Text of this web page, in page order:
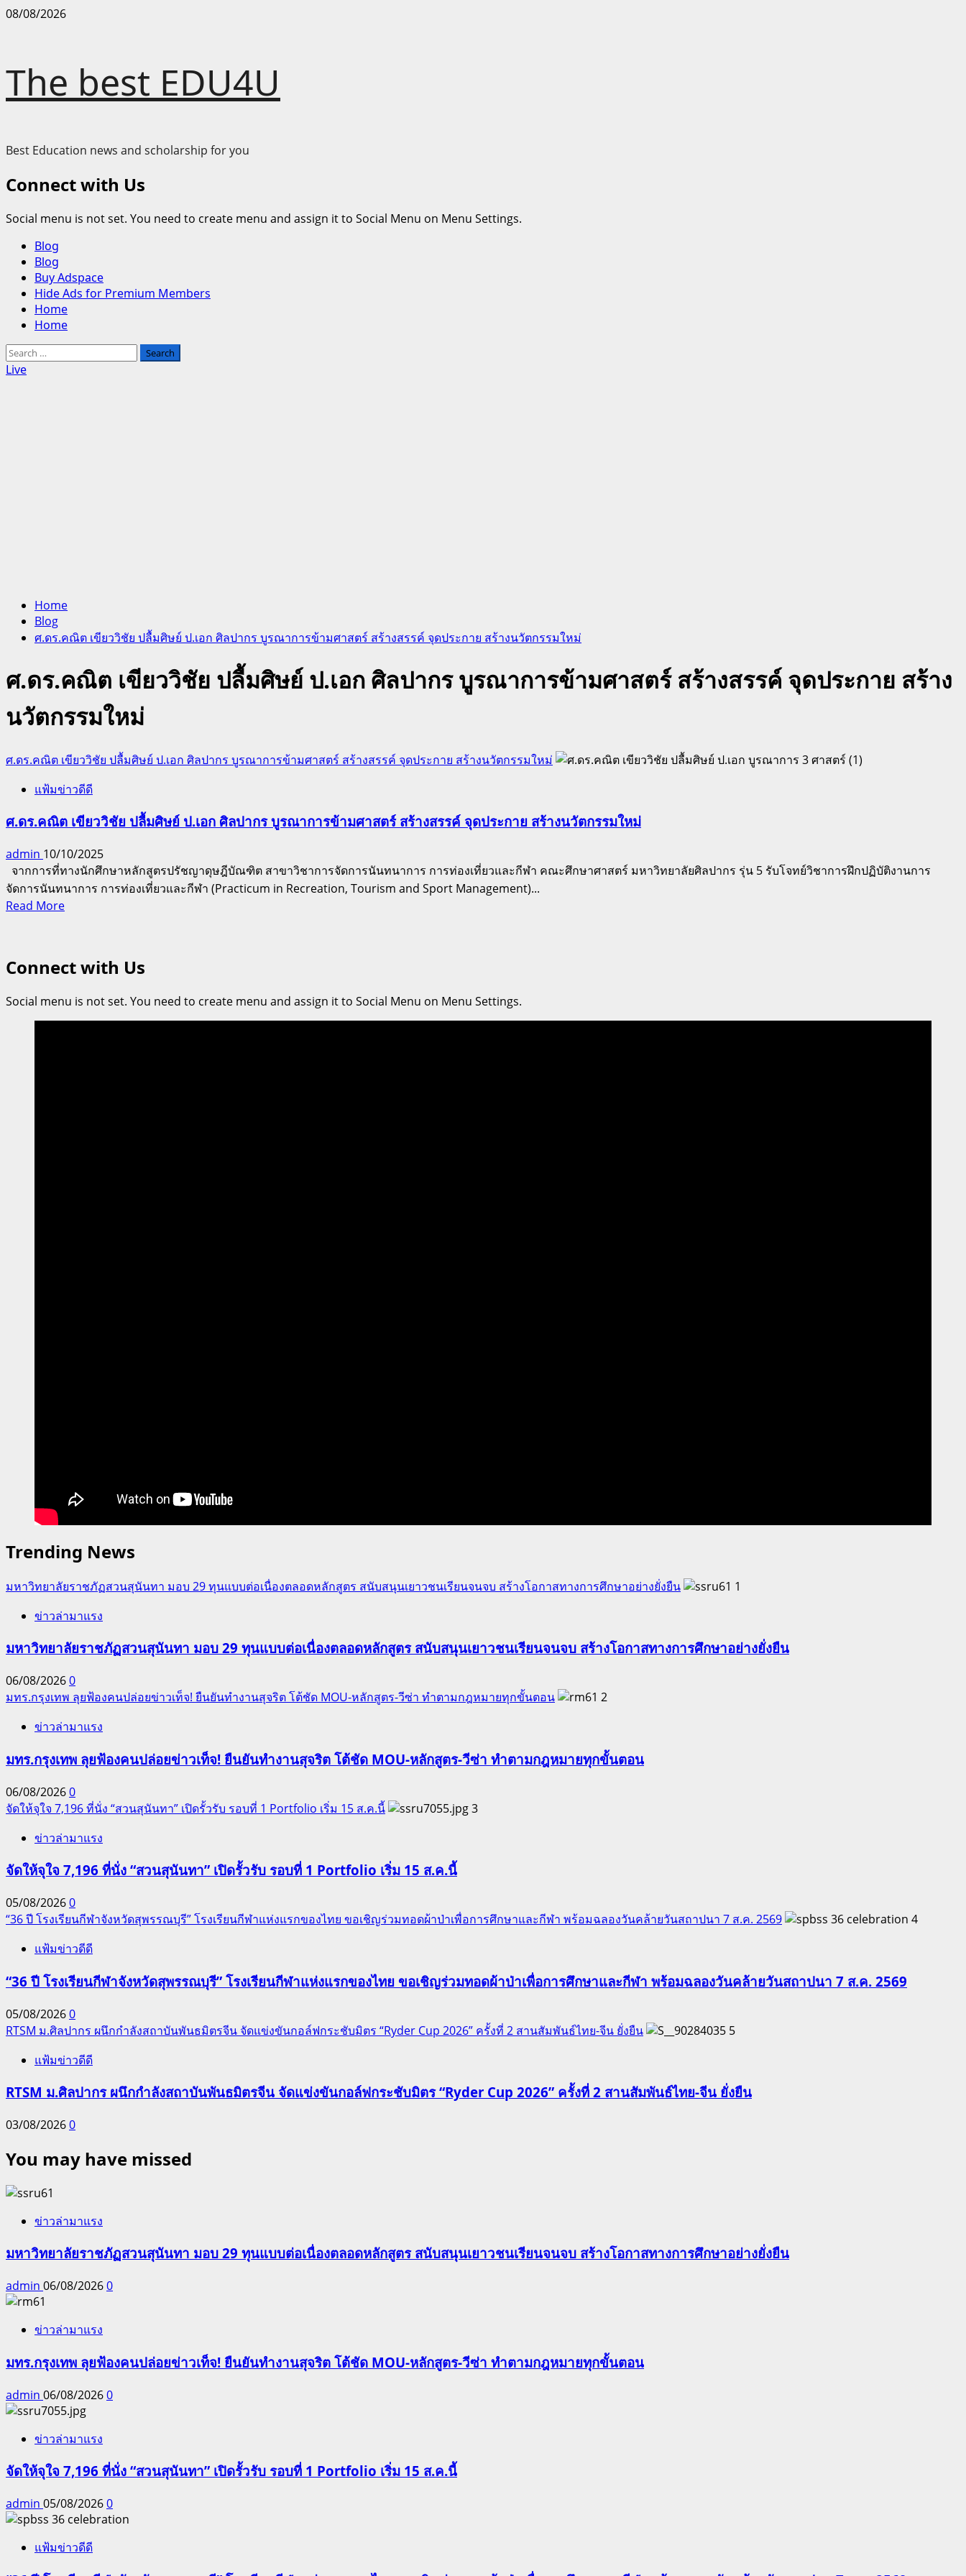
Skip
08/08/2026
The best EDU4U
Best Education news and scholarship for you
Connect with Us
Social menu is not set. You need to create menu and assign it to Social Menu on Menu Settings.
Primary
Menu
Blog
Blog
Buy Adspace
Hide Ads for Premium Members
Home
Home
Search
for:
Live
Home
Blog
ศ.ดร.คณิต เขียววิชัย ปลื้มศิษย์ ป.เอก ศิลปากร บูรณาการข้ามศาสตร์ สร้างสรรค์ จุดประกาย สร้างนวัตกรรมใหม่
ศ.ดร.คณิต เขียววิชัย ปลื้มศิษย์ ป.เอก ศิลปากร บูรณาการข้ามศาสตร์ สร้างสรรค์ จุดประกาย สร้าง
นวัตกรรมใหม่
ศ.ดร.คณิต เขียววิชัย ปลื้มศิษย์ ป.เอก ศิลปากร บูรณาการข้ามศาสตร์ สร้างสรรค์ จุดประกาย สร้างนวัตกรรมใหม่
แฟ้มข่าวดีดี
ศ.ดร.คณิต เขียววิชัย ปลื้มศิษย์ ป.เอก ศิลปากร บูรณาการข้ามศาสตร์ สร้างสรรค์ จุดประกาย สร้างนวัตกรรมใหม่
admin 10/10/2025
จากการที่ทางนักศึกษาหลักสูตรปรัชญาดุษฎีบัณฑิต สาขาวิชาการจัดการนันทนาการ การท่องเที่ยวและกีฬา คณะศึกษาศาสตร์ มหาวิทยาลัยศิลปากร รุ่น 5 รับโจทย์วิชาการฝึกปฏิบัติงานการ
จัดการนันทนาการ การท่องเที่ยวและกีฬา (Practicum in Recreation, Tourism and Sport Management)...
Read MoreRead
เขียว
ปลื้ม
ศิษย์
Connect with Us
Social menu is not set. You need to create menu and assign it to Social Menu on Menu Settings.
Trending News
มหาวิทยาลัยราชภัฏสวนสุนันทา มอบ 29 ทุนแบบต่อเนื่องตลอดหลักสูตร สนับสนุนเยาวชนเรียนจนจบ สร้างโอกาสทางการศึกษาอย่างยั่งยืน
1
ข่าวล่ามาแรง
มหาวิทยาลัยราชภัฏสวนสุนันทา มอบ 29 ทุนแบบต่อเนื่องตลอดหลักสูตร สนับสนุนเยาวชนเรียนจนจบ สร้างโอกาสทางการศึกษาอย่างยั่งยืน
06/08/20260
มทร.กรุงเทพ ลุยฟ้องคนปล่อยข่าวเท็จ! ยืนยันทำงานสุจริต โต้ชัด MOU-หลักสูตร-วีซ่า ทำตามกฎหมายทุกขั้นตอน
2
ข่าวล่ามาแรง
มทร.กรุงเทพ ลุยฟ้องคนปล่อยข่าวเท็จ! ยืนยันทำงานสุจริต โต้ชัด MOU-หลักสูตร-วีซ่า ทำตามกฎหมายทุกขั้นตอน
06/08/20260
จัดให้จุใจ 7,196 ที่นั่ง “สวนสุนันทา” เปิดรั้วรับ รอบที่ 1 Portfolio เริ่ม 15 ส.ค.นี้
3
ข่าวล่ามาแรง
จัดให้จุใจ 7,196 ที่นั่ง “สวนสุนันทา” เปิดรั้วรับ รอบที่ 1 Portfolio เริ่ม 15 ส.ค.นี้
05/08/20260
“36 ปี โรงเรียนกีฬาจังหวัดสุพรรณบุรี” โรงเรียนกีฬาแห่งแรกของไทย ขอเชิญร่วมทอดผ้าป่าเพื่อการศึกษาและกีฬา พร้อมฉลองวันคล้ายวันสถาปนา 7 ส.ค. 2569
4
แฟ้มข่าวดีดี
“36 ปี โรงเรียนกีฬาจังหวัดสุพรรณบุรี” โรงเรียนกีฬาแห่งแรกของไทย ขอเชิญร่วมทอดผ้าป่าเพื่อการศึกษาและกีฬา พร้อมฉลองวันคล้ายวันสถาปนา 7 ส.ค. 2569
05/08/20260
RTSM ม.ศิลปากร ผนึกกำลังสถาบันพันธมิตรจีน จัดแข่งขันกอล์ฟกระชับมิตร “Ryder Cup 2026” ครั้งที่ 2 สานสัมพันธ์ไทย-จีน ยั่งยืน
5
แฟ้มข่าวดีดี
RTSM ม.ศิลปากร ผนึกกำลังสถาบันพันธมิตรจีน จัดแข่งขันกอล์ฟกระชับมิตร “Ryder Cup 2026” ครั้งที่ 2 สานสัมพันธ์ไทย-จีน ยั่งยืน
03/08/20260
You may have missed
ข่าวล่ามาแรง
มหาวิทยาลัยราชภัฏสวนสุนันทา มอบ 29 ทุนแบบต่อเนื่องตลอดหลักสูตร สนับสนุนเยาวชนเรียนจนจบ สร้างโอกาสทางการศึกษาอย่างยั่งยืน
admin 06/08/20260
ข่าวล่ามาแรง
มทร.กรุงเทพ ลุยฟ้องคนปล่อยข่าวเท็จ! ยืนยันทำงานสุจริต โต้ชัด MOU-หลักสูตร-วีซ่า ทำตามกฎหมายทุกขั้นตอน
admin 06/08/20260
ข่าวล่ามาแรง
จัดให้จุใจ 7,196 ที่นั่ง “สวนสุนันทา” เปิดรั้วรับ รอบที่ 1 Portfolio เริ่ม 15 ส.ค.นี้
admin 05/08/20260
แฟ้มข่าวดีดี